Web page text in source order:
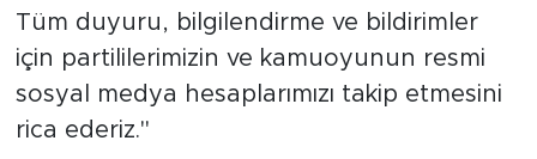
Tüm duyuru, bilgilendirme ve bildirimler
için partililerimizin ve kamuoyunun resmi
sosyal medya hesaplarımızı takip etmesini
rica ederiz."